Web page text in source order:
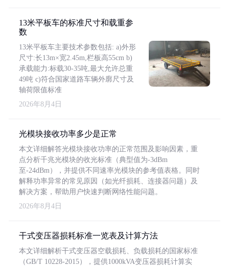
13米平板车的标准尺寸和载重参
数
13米平板车主要技术参数包括: a)外形
尺寸:长13m×宽2.45m,栏板高55cm b)
承载能力:标载30-35吨,最大允许总重
49吨 c)符合国家道路车辆外廓尺寸及
轴荷限值标准
2026年8月4日
光模块接收功率多少是正常
本文详细解答光模块接收功率的正常范围及影响因素，重
点分析千兆光模块的收光标准（典型值为-3dBm
至-24dBm），并提供不同速率光模块的参考值表格。同时
解释功率异常的常见原因（如光纤损耗、连接器问题）及
解决方案，帮助用户快速判断网络性能问题。
2026年8月4日
干式变压器损耗标准一览表及计算方法
本文详细解析干式变压器空载损耗、负载损耗的国家标准
（GB/T 10228-2015），提供1000kVA变压器损耗计算实